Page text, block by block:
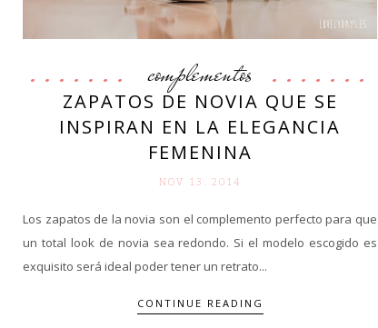
complementos
ZAPATOS DE NOVIA QUE SE
INSPIRAN EN LA ELEGANCIA
FEMENINA
NOV 13. 2014
Los zapatos de la novia son el complemento perfecto para que
un total look de novia sea redondo. Si el modelo escogido es
exquisito será ideal poder tener un retrato...
CONTINUE READING